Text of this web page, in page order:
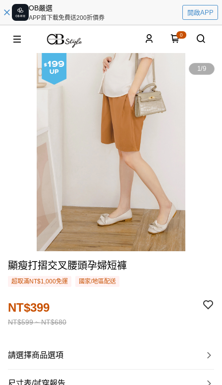
OB嚴選
APP首下載免費送200折價券
開啟APP
0
1/9
顯瘦打摺交叉腰頭孕婦短褲
超取滿NT$1,000免運 國家/地區配送
NT$599 ~ NT$680
NT$399
請選擇商品選項
尺寸表/試穿報告